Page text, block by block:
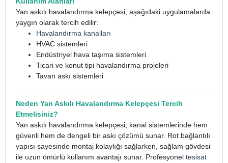
Yan askılı havalandırma kelepçesi, aşağıdaki uygulamalarda
yaygın olarak tercih edilir:
Havalandırma kanalları
HVAC sistemleri
Endüstriyel hava taşıma sistemleri
Ticari ve konut tipi havalandırma projeleri
Tavan askı sistemleri
Neden Yan Askılı Havalandırma Kelepçesi Tercih
Etmelisiniz?
Yan askılı havalandırma kelepçesi, kanal sistemlerinde hem
güvenli hem de dengeli bir askı çözümü sunar. Rot bağlantılı
yapısı sayesinde montaj kolaylığı sağlarken, sağlam gövdesi
ile uzun ömürlü kullanım avantajı sunar. Profesyonel tesisat